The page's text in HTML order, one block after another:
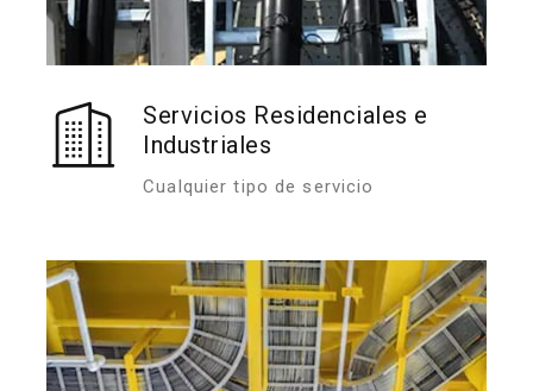
Servicios Residenciales e
Industriales
Cualquier tipo de servicio